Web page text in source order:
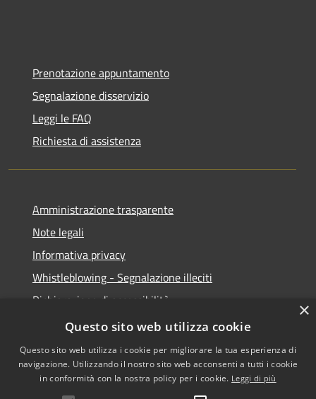
Prenotazione appuntamento
Segnalazione disservizio
Leggi le FAQ
Richiesta di assistenza
Amministrazione trasparente
Note legali
Informativa privacy
Whistleblowing - Segnalazione illeciti
Dichiarazione di accessibilità
Obiettivi di acessibilità
Copyright © 2026 • Comune di
×
Questo sito web utilizza cookie
Questo sito web utilizza i cookie per migliorare la tua esperienza di
navigazione. Utilizzando il nostro sito web acconsenti a tutti i cookie
in conformità con la nostra policy per i cookie. Leggi di più